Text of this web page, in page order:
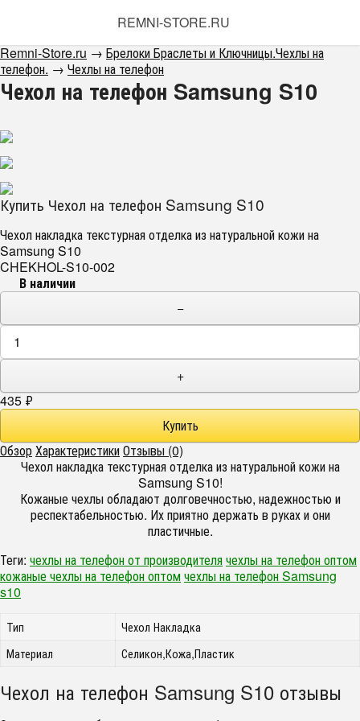
REMNI-STORE.RU
Remni-Store.ru → Брелоки Браслеты и Ключницы.Чехлы на
телефон. → Чехлы на телефон
Чехол на телефон Samsung S10
Купить Чехол на телефон Samsung S10
Чехол накладка текстурная отделка из натуральной кожи на
Samsung S10
CHEKHOL-S10-002
В наличии
−
+
435 ₽
ОбзорХарактеристикиОтзывы (0)
Чехол накладка текстурная отделка из натуральной кожи на
Samsung S10!
Кожаные чехлы обладают долговечностью, надежностью и
респектабельностью. Их приятно держать в руках и они
пластичные.
Теги: чехлы на телефон от производителячехлы на телефон оптом
кожаные чехлы на телефон оптомчехлы на телефон Samsung
s10
Тип
Чехол Накладка
Материал
Селикон,Кожа,Пластик
Чехол на телефон Samsung S10 отзывы